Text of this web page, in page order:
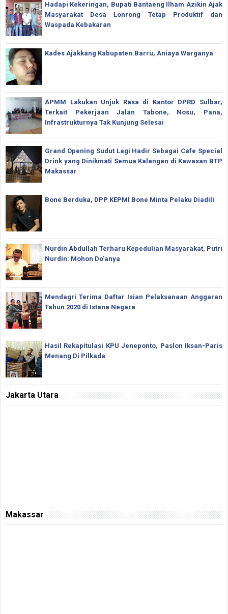
Hadapi Kekeringan, Bupati Bantaeng Ilham Azikin Ajak
Masyarakat Desa Lonrong Tetap Produktif dan
Waspada Kebakaran
Kades Ajakkang Kabupaten.Barru, Aniaya Warganya
APMM Lakukan Unjuk Rasa di Kantor DPRD Sulbar,
Terkait Pekerjaan Jalan Tabone, Nosu, Pana,
Infrastrukturnya Tak Kunjung Selesai
Grand Opening Sudut Lagi Hadir Sebagai Cafe Special
Drink yang Dinikmati Semua Kalangan di Kawasan BTP
Makassar
Bone Berduka, DPP KEPMI Bone Minta Pelaku Diadili
Nurdin Abdullah Terharu Kepedulian Masyarakat, Putri
Nurdin: Mohon Do'anya
Mendagri Terima Daftar Isian Pelaksanaan Anggaran
Tahun 2020 di Istana Negara
Hasil Rekapitulasi KPU Jeneponto, Paslon Iksan-Paris
Menang Di Pilkada
Jakarta Utara
Makassar